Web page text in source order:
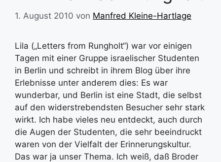
1. August 2010 von Manfred Kleine-Hartlage
Lila („Letters from Rungholt“) war vor einigen
Tagen mit einer Gruppe israelischer Studenten
in Berlin und schreibt in ihrem Blog über ihre
Erlebnisse unter anderem dies: Es war
wunderbar, und Berlin ist eine Stadt, die selbst
auf den widerstrebendsten Besucher sehr stark
wirkt. Ich habe vieles neu entdeckt, auch durch
die Augen der Studenten, die sehr beeindruckt
waren von der Vielfalt der Erinnerungskultur.
Das war ja unser Thema. Ich weiß, daß Broder